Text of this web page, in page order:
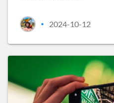
• 2024-10-12